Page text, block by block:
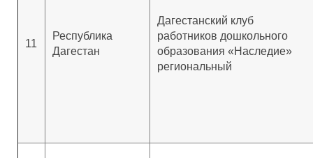
11
Республика
Дагестан
Дагестанский клуб
работников дошкольного
образования «Наследие»
региональный